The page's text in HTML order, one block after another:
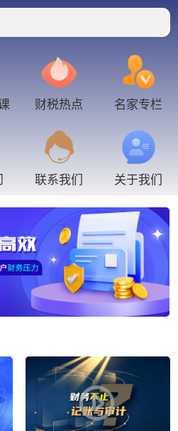
财税热点 名家专栏
联系我们 关于我们